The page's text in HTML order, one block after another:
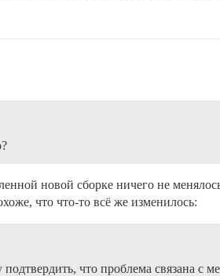
новой сборке ничего не
что что-то всё же изменилось:
что проблема связана с